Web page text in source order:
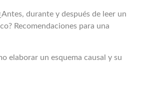
durante y después de leer un
Recomendaciones para una
elaborar un esquema causal y su